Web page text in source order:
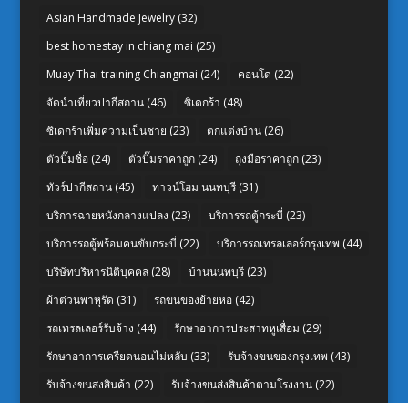
Asian Handmade Jewelry(32)
best homestay in chiang mai (25)
Muay Thai training Chiangmai (24) คอนโด (22)
จัดนำเที่ยวปากีสถาน(46) ซิเดกร้า (48)
ซิเดกร้าเพิ่มความเป็นชาย (23) ตกแต่งบ้าน(26)
ตัวปั๊มชื่อ(24) ตัวปั๊มราคาถูก(24) ถุงมือราคาถูก(23)
ทัวร์ปากีสถาน(45) ทาวน์โฮม นนทบุรี(31)
บริการฉายหนังกลางแปลง (23) บริการรถตู้กระบี่ (23)
บริการรถตู้พร้อมคนขับกระบี่ (22) บริการรถเทรลเลอร์กรุงเทพ (44)
บริษัทบริหารนิติบุคคล(28) บ้านนนทบุรี(23)
ผ้าต่วนพาหุรัด (31) รถขนของย้ายหอ(42)
รถเทรลเลอร์รับจ้าง (44) รักษาอาการประสาทหูเสื่อม (29)
รักษาอาการเครียดนอนไม่หลับ (33) รับจ้างขนของกรุงเทพ (43)
รับจ้างขนส่งสินค้า (22) รับจ้างขนส่งสินค้าตามโรงงาน(22)